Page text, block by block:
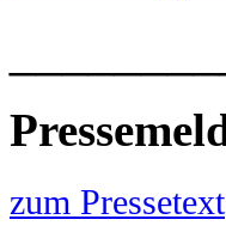
zum Pressetext